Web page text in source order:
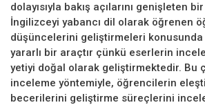
dolayısıyla bakış açılarını genişleten
İngilizceyi yabancı dil olarak öğrenen
düşüncelerini geliştirmeleri
yararlı bir araçtır çünkü eserlerin
yetiyi doğal olarak geliştirmektedir. Bu
inceleme yöntemiyle, öğrencilerin
becerilerini geliştirme süreçlerini